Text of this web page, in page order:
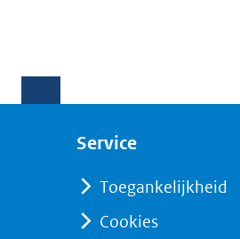
Service
Toegankelijkheid
Cookies